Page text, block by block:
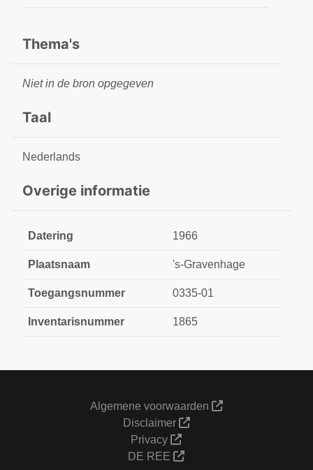
Thema's
Niet in de bron opgegeven
Taal
Nederlands
Overige informatie
Datering 1966
Plaatsnaam 's-Gravenhage
Toegangsnummer 0335-01
Inventarisnummer 1865
Algemene voorwaarden
Disclaimer
Privacy
DE REE